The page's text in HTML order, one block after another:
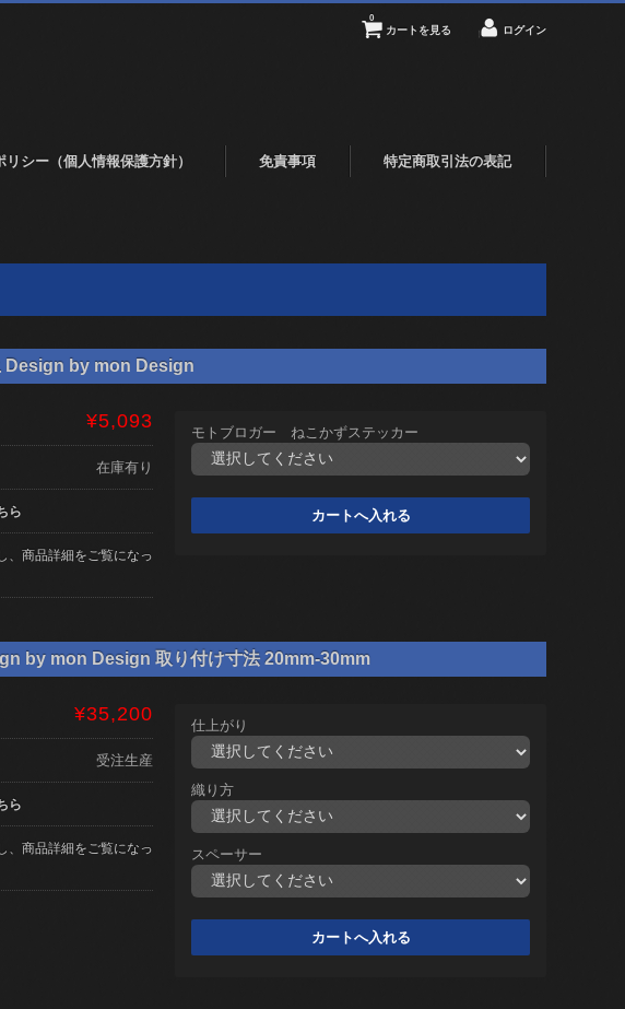
カートを見る
0
ログイン
シー（個人情報保護方針） 免責事項 特定商取引法の表記
Design by mon Design
¥5,093
在庫有り
ら
、商品詳細をご覧になっ
モトブロガー ねこかずステッカー
by mon Design 取り付け寸法 20mm-30mm
¥35,200
受注生産
ら
、商品詳細をご覧になっ
仕上がり
織り方
スペーサー